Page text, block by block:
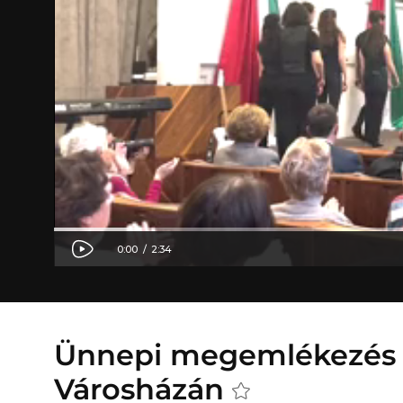
Ünnepi megemlékezés
Városházán